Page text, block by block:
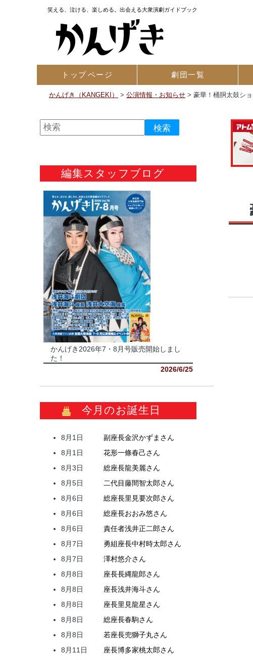
笑える、泣ける、楽しめる。出会える大衆演劇ガイドブック
トップページ 劇団一覧
かんげき（KANGEKI） >公演情報・お知らせ >豪華！桶胴太鼓シ
編集スタッフブログ
かんげき2026年7・8月号販売開始しまし
た！
2026/6/25
今月のお誕生日
8月1日 副座長金沢かずま さん
8月1日
花形一條春己さん
8月3日
総座長龍美麗さん
8月5日
二代目藤間智太郎さん
8月6日
総座長里見要次郎さん
8月6日
総座長おおみ悠さん
8月6日
責任者浅井正二郎さん
8月7日
勇組座長中村時太郎さん
8月7日
澤村悠介さん
8月8日
座長長縄龍郎さん
8月8日
座長浅井海斗さん
8月8日
座長里見龍星さん
8月8日
総座長春駒さん
8月8日
若座長兜獅子丸さん
8月11日
座長博多家桃太郎さん